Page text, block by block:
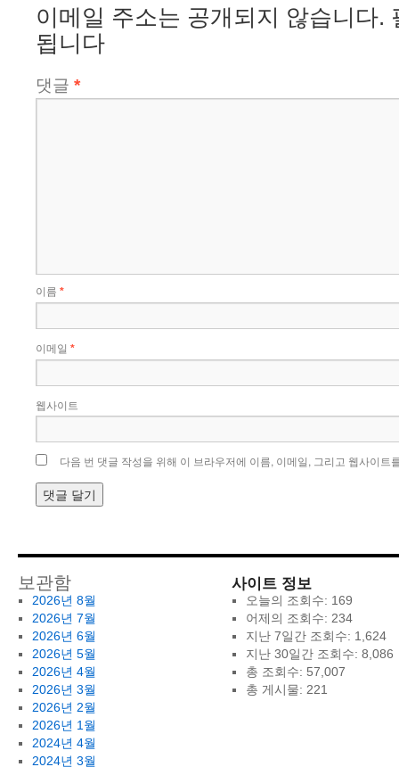
이메일 주소는 공개되지 않습니다.
됩니다
댓글 *
이름 *
이메일 *
웹사이트
다음 번 댓글 작성을 위해 이 브라우저에 이름, 이메일, 그리고 웹사이트
보관함
2026년 8월
2026년 7월
2026년 6월
2026년 5월
2026년 4월
2026년 3월
2026년 2월
2026년 1월
2024년 4월
2024년 3월
사이트 정보
오늘의 조회수: 169
어제의 조회수: 234
지난 7일간 조회수: 1,624
지난 30일간 조회수: 8,086
총 조회수: 57,007
총 게시물: 221